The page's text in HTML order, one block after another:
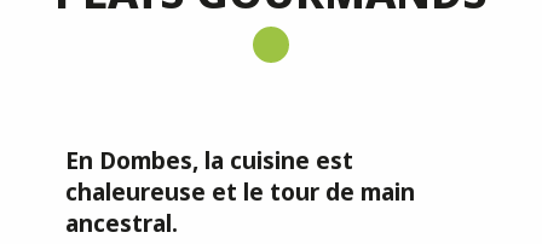
En Dombes, la cuisine est
chaleureuse et le tour de main
ancestral.